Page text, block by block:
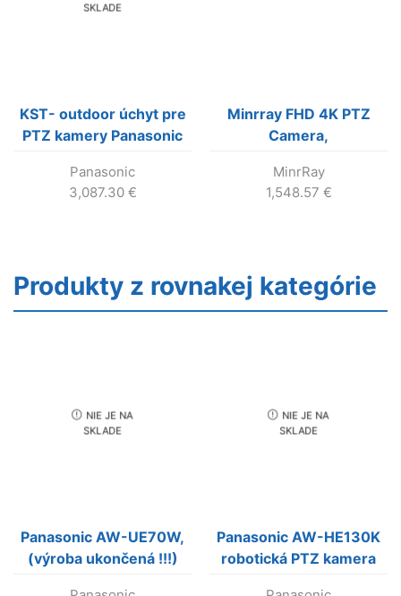
SKLADE
KST- outdoor úchyt pre
PTZ kamery Panasonic
240VAC, (výroba
ukončená !!!)
Panasonic
3,087.30 €
Minrray FHD 4K PTZ
Camera,
MinrRay
1,548.57 €
Produkty z rovnakej kategórie
NIE JE NA
SKLADE
Panasonic AW-UE70W,
(výroba ukončená !!!)
NIE JE NA
SKLADE
Panasonic AW-HE130K
robotická PTZ kamera